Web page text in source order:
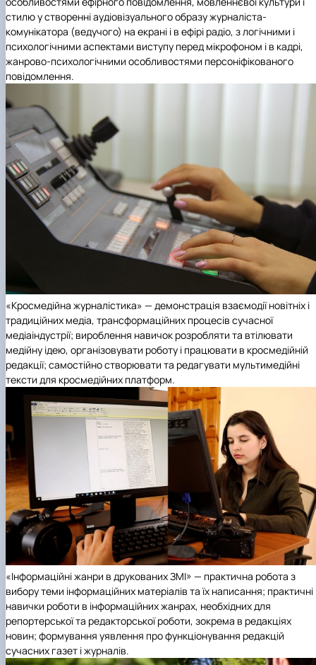
стилю у створенні аудіовізуального образу журналіста-
комунікатора (ведучого) на екрані і в ефірі радіо, з логічними і
психологічними аспектами виступу перед мікрофоном і в кадрі,
жанрово-психологічними особливостями персоніфікованого
повідомлення.
«Кросмедійна журналістика» — демонстрація взаємодії новітніх і
традиційних медіа, трансформаційних процесів сучасної
медіаіндустрії; вироблення навичок розробляти та втілювати
медійну ідею, організовувати роботу і працювати в кросмедійній
редакції; самостійно створювати та редагувати мультимедійні
тексти для кросмедійних платформ.
«Інформаційні жанри в друкованих ЗМІ» — практична робота з
вибору теми інформаційних матеріалів та їх написання; практичні
навички роботи в інформаційних жанрах, необхідних для
репортерської та редакторської роботи, зокрема в редакціях
новин; формування уявлення про функціонування редакцій
сучасних газет і журналів.